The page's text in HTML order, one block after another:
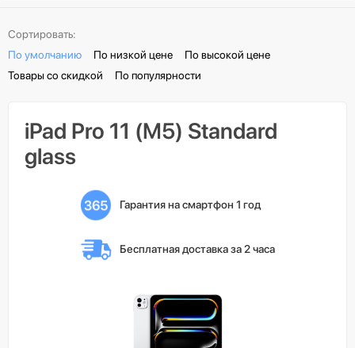
Сортировать:
По умолчанию
По низкой цене
По высокой цене
Товары со скидкой
По популярности
iPad Pro 11 (M5) Standard
glass
Гарантия на смартфон 1 год
Бесплатная доставка за 2 часа